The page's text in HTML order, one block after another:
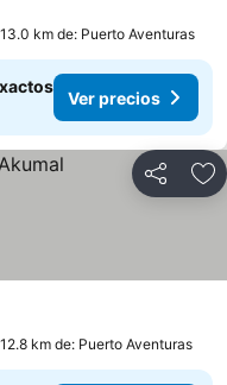
km de: Puerto Aventuras
Ver precios
Compartir
km de: Puerto Aventuras